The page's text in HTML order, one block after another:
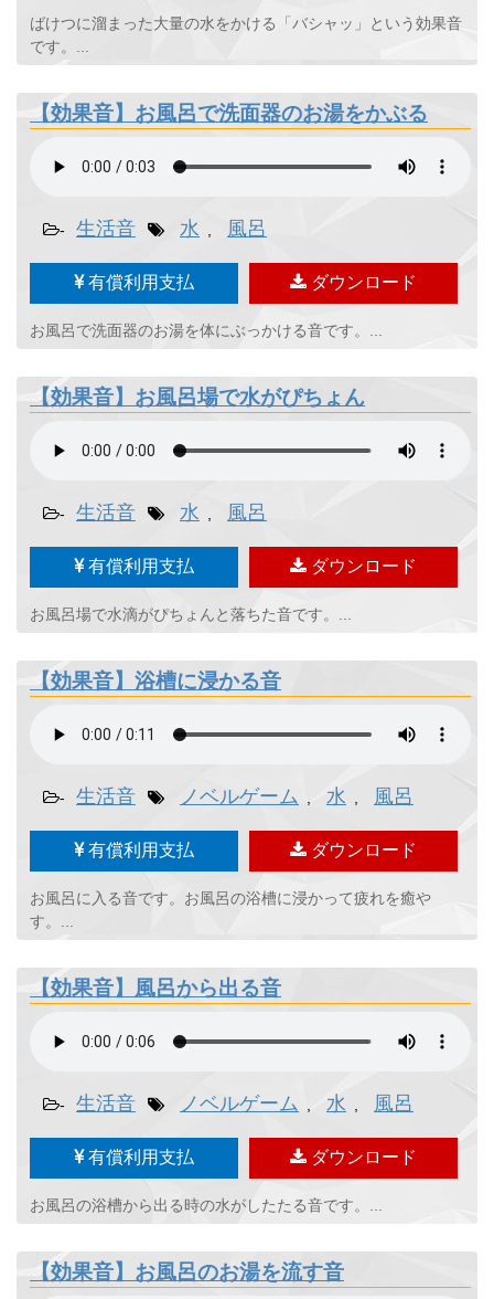
ばけつに溜まった大量の水をかける「バシャッ」という効果音
です。...
【効果音】お風呂で洗面器のお湯をかぶる
- 生活音 水 風呂
有償利用支払 ダウンロード
お風呂で洗面器のお湯を体にぶっかける音です。...
【効果音】お風呂場で水がぴちょん
- 生活音 水 風呂
有償利用支払 ダウンロード
お風呂場で水滴がぴちょんと落ちた音です。...
【効果音】浴槽に浸かる音
- 生活音 ノベルゲーム 水 風呂
有償利用支払 ダウンロード
お風呂に入る音です。お風呂の浴槽に浸かって疲れを癒や
す。...
【効果音】風呂から出る音
- 生活音 ノベルゲーム 水 風呂
有償利用支払 ダウンロード
お風呂の浴槽から出る時の水がしたたる音です。...
【効果音】お風呂のお湯を流す音